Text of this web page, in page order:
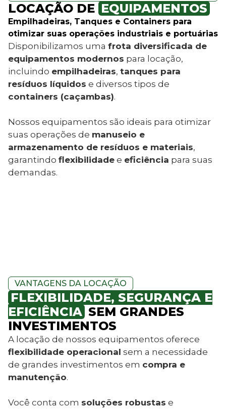
LOCAÇÃO DE EQUIPAMENTOS
Empilhadeiras, Tanques e Containers para
otimizar suas operações industriais e portuárias
Disponibilizamos uma frota diversificada de
equipamentos modernos para locação,
incluindo empilhadeiras, tanques para
resíduos líquidos e diversos tipos de
containers (caçambas).
Nossos equipamentos são ideais para otimizar
suas operações de manuseio e
armazenamento de resíduos e materiais,
garantindo flexibilidade e eficiência para suas
demandas.
VANTAGENS DA LOCAÇÃO
FLEXIBILIDADE, SEGURANÇA E
EFICIÊNCIA SEM GRANDES
INVESTIMENTOS
A locação de nossos equipamentos oferece
flexibilidade operacional sem a necessidade
de grandes investimentos em compra e
manutenção.
Você conta com soluções robustas e